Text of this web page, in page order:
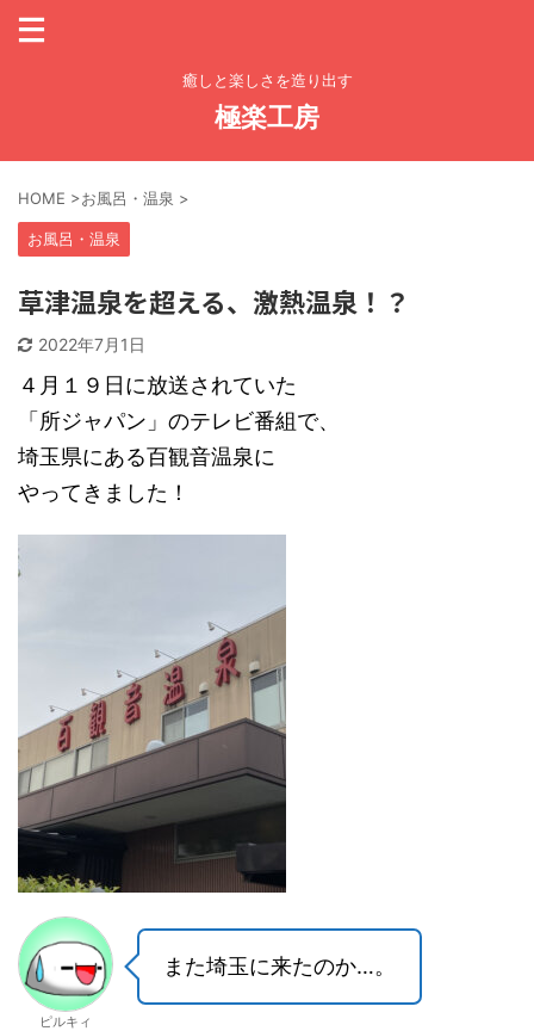
癒しと楽しさを造り出す
極楽工房
HOME >お風呂・温泉 >
お風呂・温泉
草津温泉を超える、激熱温泉！？
2022年7月1日
４月１９日に放送されていた
「所ジャパン」のテレビ番組で、
埼玉県にある百観音温泉に
やってきました！
ピルキィ
また埼玉に来たのか…。